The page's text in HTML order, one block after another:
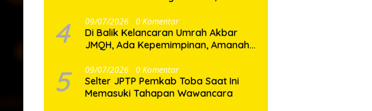
Pulih
4 09/07/2026 0 Komentar
Di Balik Kelancaran Umrah Akbar
JMQH, Ada Kepemimpinan, Amanah,
5 09/07/2026 0 Komentar
Selter JPTP Pemkab Toba Saat Ini
Memasuki Tahapan Wawancara